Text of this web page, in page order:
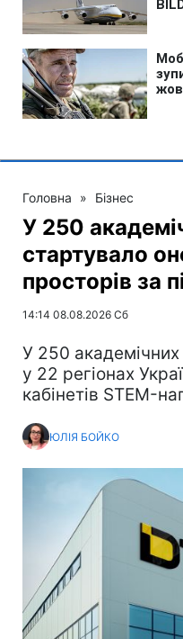
Головна » Бізнес
У 250
стартувало
просторів за
14:14 08.08.2026 Сб
У 250 академічних
у 22 регіонах
кабінетів STEM-
ЮЛІЯ БОЙКО